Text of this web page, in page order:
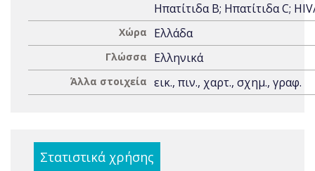
Ηπατίτιδα B; Ηπατίτιδα C;
Χώρα Ελλάδα
Γλώσσα Ελληνικά
Άλλα στοιχεία εικ., πιν., χαρτ., σχημ., γραφ.
Στατιστικά χρήσης